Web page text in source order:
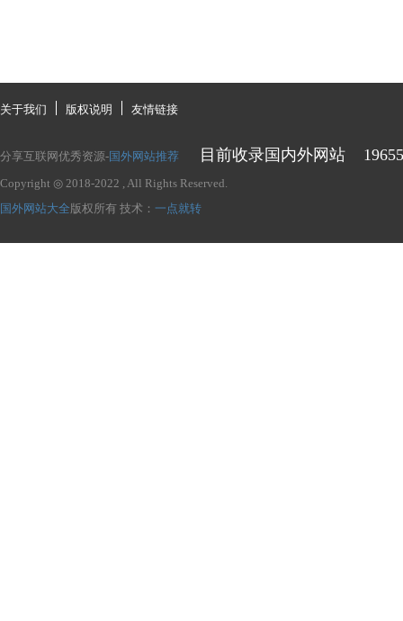
关于我们 版权说明 友情链接
分享互联网优秀资源-国外网站推荐 目前收录国内外网站 19655
Copyright ◎ 2018-2022 , All Rights Reserved.
国外网站大全 版权所有 技术： 一点就转